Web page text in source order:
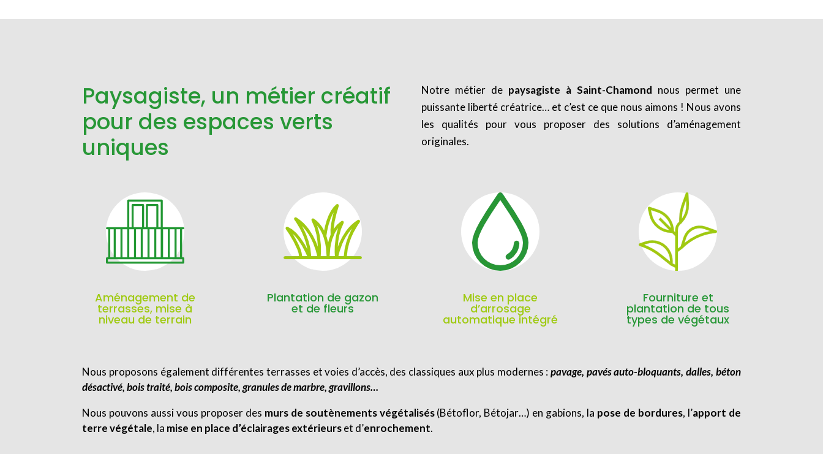
Paysagiste, un métier créatif
pour des espaces verts
uniques
Notre métier de paysagiste à Saint-Chamond nous permet une
puissante liberté créatrice… et c’est ce que nous aimons ! Nous avons
les qualités pour vous proposer des solutions d’aménagement
originales.
Aménagement de
terrasses, mise à
niveau de terrain
Plantation de gazon
et de fleurs
Mise en place
d’arrosage
automatique intégré
Fourniture et
plantation de tous
types de végétaux
Nous proposons également différentes terrasses et voies d’accès, des classiques aux plus modernes :pavage, pavés auto-bloquants, dalles, béton
désactivé, bois traité, bois composite, granules de marbre, gravillons…
Nous pouvons aussi vous proposer des murs de soutènements végétalisés(Bétoflor, Bétojar…) en gabions, la pose de bordures, l’apport de
terre végétale, la mise en place d’éclairages extérieurset d’enrochement.